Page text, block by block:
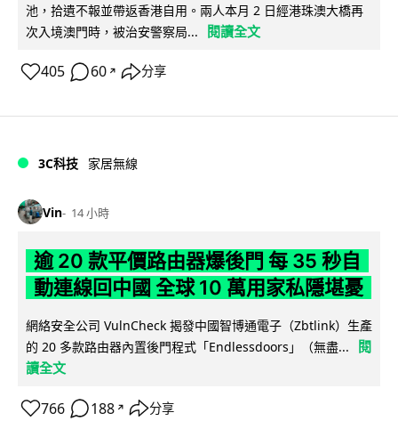
池，拾遺不報並帶返香港自用。兩人本月 2 日經港珠澳大橋再
次入境澳門時，被治安警察局...
閱讀全文
405 60 ↗ 分享
3C科技 家居無線
Vin 14 小時
逾 20 款平價路由器爆後門 每 35 秒自
動連線回中國 全球 10 萬用家私隱堪憂
網絡安全公司 VulnCheck 揭發中國智博通電子（Zbtlink）生產
的 20 多款路由器內置後門程式「Endlessdoors」（無盡...
閱
讀全文
766 188 ↗ 分享